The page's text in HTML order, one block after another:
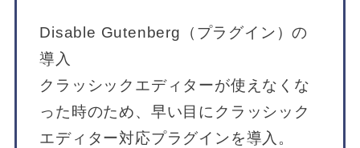
Disable Gutenberg（プラグイン）の
導入
クラッシックエディターが使えなくな
った時のため、早い目にクラッシック
エディター対応プラグインを導入。